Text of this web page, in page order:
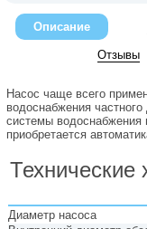
Описание
Отзывы
Насос чаще всего
водоснабжения
системы водоснабжения
приобретается
Технические
Диаметр насоса